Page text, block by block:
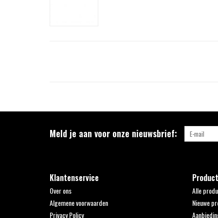
Meld je aan voor onze nieuwsbrief:
Klantenservice
Over ons
Algemene voorwaarden
Privacy Policy
Alle
Nieuwe